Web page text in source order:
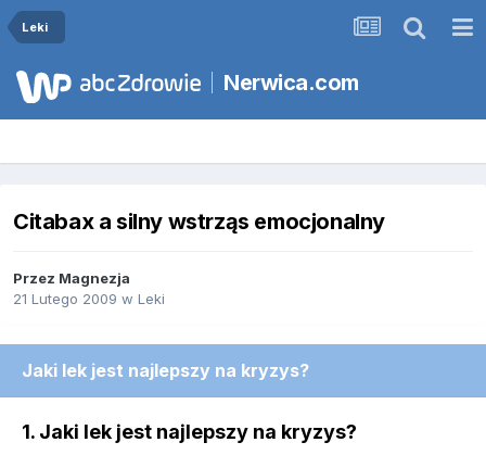
Leki
Nerwica.com
Citabax a silny wstrząs emocjonalny
Przez Magnezja
21 Lutego 2009 w Leki
Jaki lek jest najlepszy na kryzys?
1. Jaki lek jest najlepszy na kryzys?